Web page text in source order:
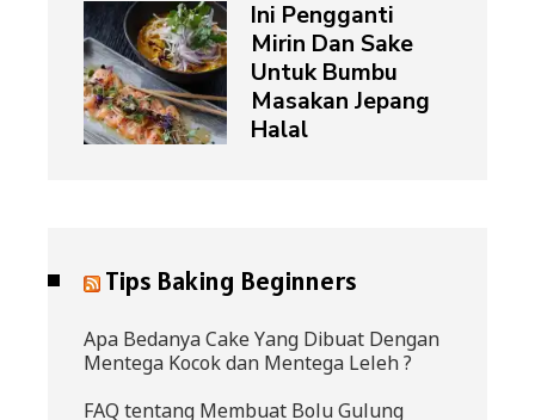
Ini Pengganti
Mirin Dan Sake
Untuk Bumbu
Masakan Jepang
Halal
Tips Baking Beginners
Apa Bedanya Cake Yang Dibuat Dengan
Mentega Kocok dan Mentega Leleh ?
FAQ tentang Membuat Bolu Gulung